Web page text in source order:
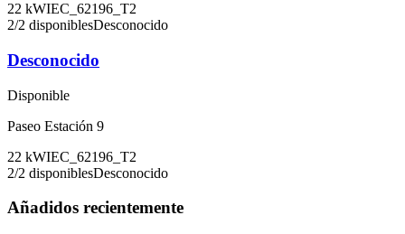
22 kWIEC_62196_T2
2/2 disponiblesDesconocido
Desconocido
Disponible
Paseo Estación 9
22 kWIEC_62196_T2
2/2 disponiblesDesconocido
Añadidos recientemente